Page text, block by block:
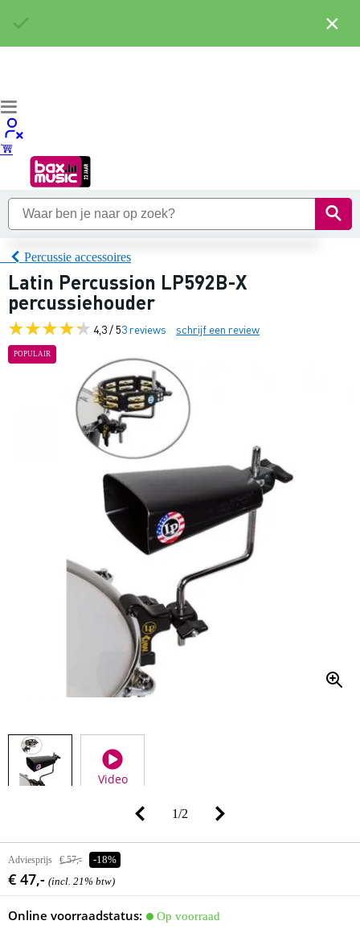
Percussie accessoires
Latin Percussion LP592B-X
percussiehouder
4,3 / 53 reviews schrijf een review
POPULAIR
Video
1/2
Adviesprijs € 57,- -18%
€ 47,- (incl. 21% btw)
Online voorraadstatus:
Op voorraad
×